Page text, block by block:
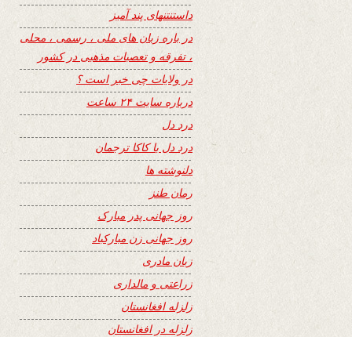
داستنتنهای پند آمیز
در باره زبان های ملی ، رسمی ، محلی
، تفرقه و تعصبات مذهبی در کشور
در ولایات چی خبر است ؟
درباره سایت ۲۴ ساعت
درد دل
درد دل با کاکا ترجمان
دلنوشته ها
رمان طنز
روز جهانی پدر مبارک
روز جهانی زن مبارکباد
زبان مادری
زراعتی و مالداری
زلزله افغانستان
زلزله در افغانستان